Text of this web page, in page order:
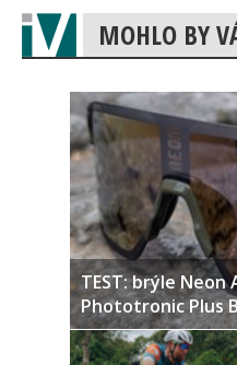
MOHLO BY
TEST: brýle Neon
Phototronic Plus